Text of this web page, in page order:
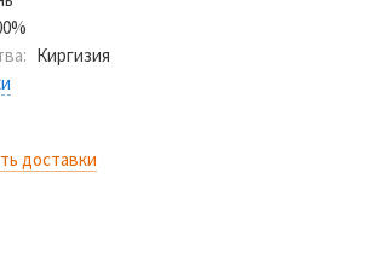
Киргизия
доставки